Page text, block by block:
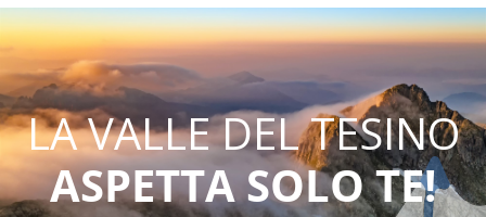
LA VALLE DEL TESINO
ASPETTA SOLO TE!